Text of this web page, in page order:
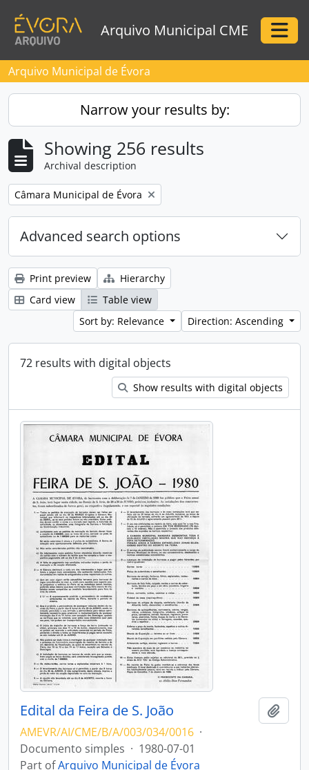
Arquivo Municipal CME
Arquivo Municipal de Évora
Narrow your results by:
Showing 256 results
Archival description
Remove filter:
Câmara Municipal de Évora
Advanced search options
Print preview
Hierarchy
Card view
Table view
Sort by: Relevance
Direction: Ascending
72 results with digital objects
Show results with digital objects
Edital da Feira de S. João
AMEVR/AI/CME/B/A/003/034/0016 ·
Documento simples · 1980-07-01
Part ofArquivo Municipal de Évora